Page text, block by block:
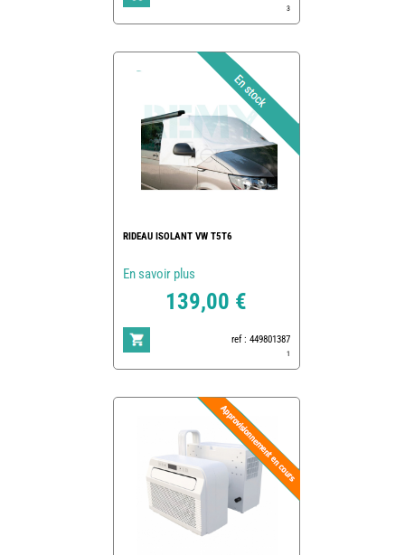
3
RIDEAU ISOLANT VW T5T6
En savoir plus
139,00 €
ref : 449801387
1